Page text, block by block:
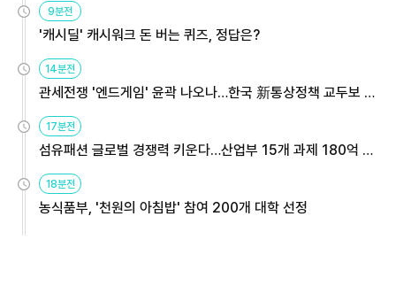
9분전
'캐시딜' 캐시워크 돈 버는 퀴즈, 정답은?
14분전
관세전쟁 '엔드게임' 윤곽 나오나…한국 新통상정책 교두보 활
17분전
섬유패션 글로벌 경쟁력 키운다…산업부 15개 과제 180억 지
18분전
농식품부, '천원의 아침밥' 참여 200개 대학 선정